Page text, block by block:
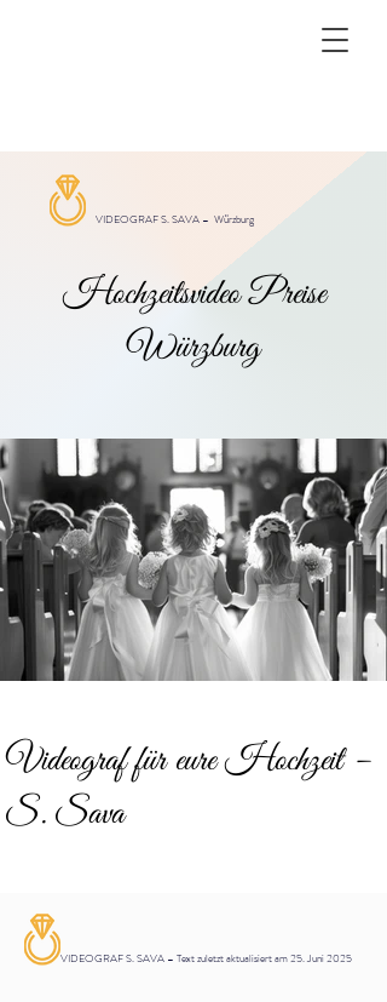
VIDEOGRAF S. SAVA – Würzburg
Hochzeitsvideo Preise
Würzburg
Videograf für eure Hochzeit –
S. Sava
VIDEOGRAF S. SAVA – Text zuletzt aktualisiert am 25. Juni 2025